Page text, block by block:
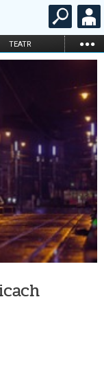
TEATR ...
KABARET I